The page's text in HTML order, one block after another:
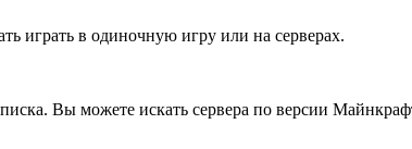
играть в одиночную игру или на серверах.
Вы можете искать сервера по версии